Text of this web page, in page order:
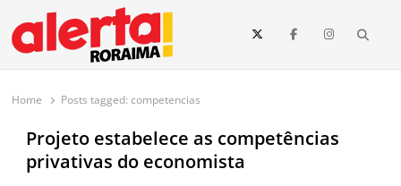
conteúdo
O maior portal de notícias de Roraima
O Alerta Roraima é seu portal de notícias completo sobre política,
e todo o estado de Roraima. Fique sempre informado com
Home Posts tagged:competencias
Projeto estabelece as competências
privativas do economista